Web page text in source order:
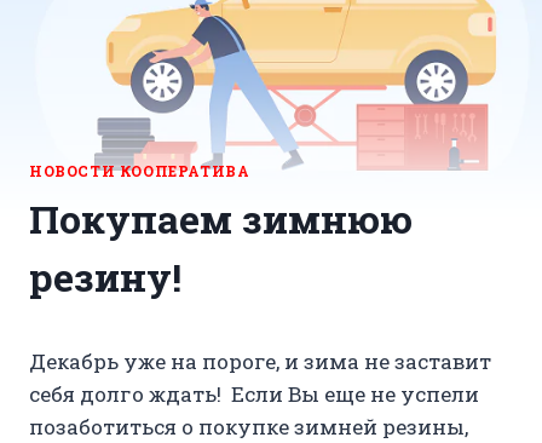
НОВОСТИ КООПЕРАТИВА
Покупаем зимнюю
резину!
Декабрь уже на пороге, и зима не заставит
себя долго ждать! Если Вы еще не успели
позаботиться о покупке зимней резины,